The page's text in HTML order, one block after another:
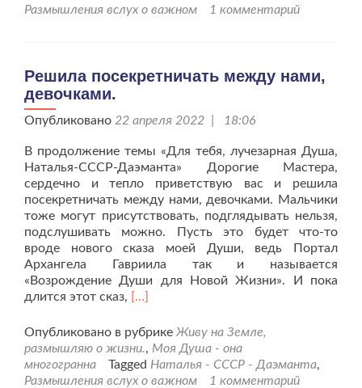
моих
Размышления вслух о важном 1 комментарий
Решила посекретничать между нами,
девочками.
Опубликовано 22 апреля 2022 | 18:06
В продолжение темы «Для тебя, лучезарная Душа,
Наталья-СССР-Даэманта» Дорогие Мастера,
сердечно и тепло приветствую вас и решила
посекретничать между нами, девочками. Мальчики
тоже могут присутствовать, подглядывать нельзя,
подслушивать можно. Пусть это будет что-то
вроде нового сказа моей Души, ведь Портал
Архангела Гавриила так и называется
«Возрождение Души для Новой Жизни». И пока
длится этот сказ, Читать
проРешила
посекретничать
между
нами,
[…]
Опубликовано в рубрике Живу на Земле,
размышляю о жизни., Моя Душа - она
многогранна
Tagged Наталья - СССР - Даэманта,
Размышления вслух о важном
1 комментарий